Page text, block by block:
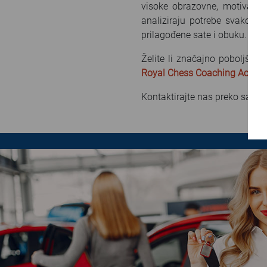
visoke obrazovne,
analiziraju potrebe svakog
prilagođene sate i obuku.
Želite li značajno poboljšati
Royal Chess Coaching
Kontaktirajte nas preko sajta